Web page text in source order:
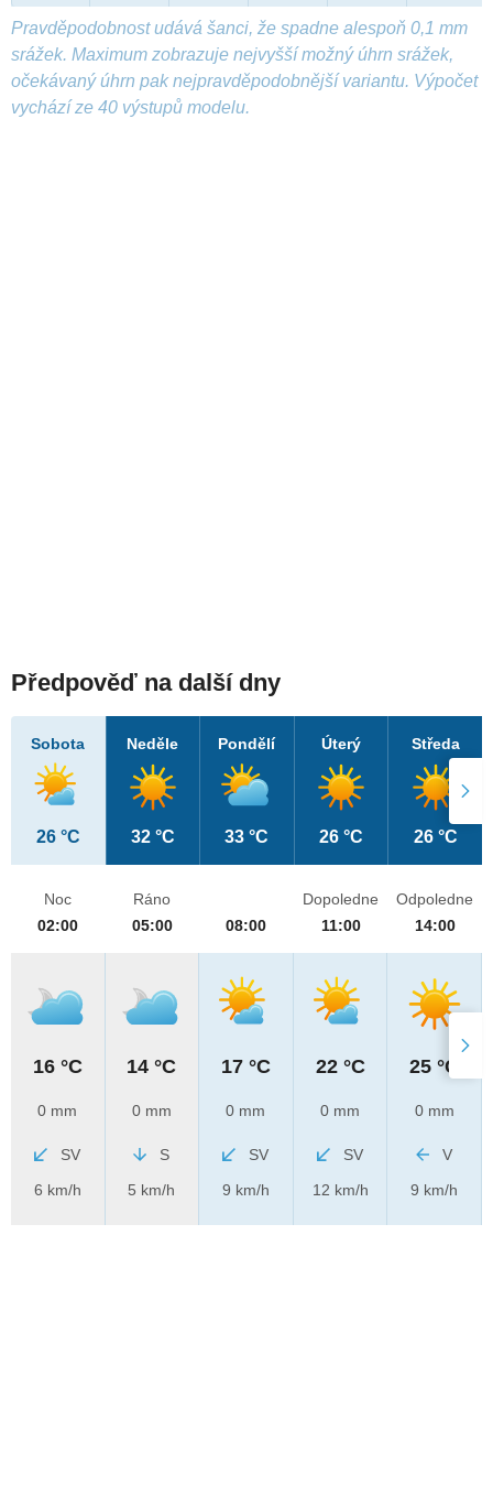
Pravděpodobnost udává šanci, že spadne alespoň 0,1 mm
srážek. Maximum zobrazuje nejvyšší možný úhrn srážek,
očekávaný úhrn pak nejpravděpodobnější variantu. Výpočet
vychází ze 40 výstupů modelu.
Předpověď na další dny
Sobota
26 °C
Neděle
32 °C
Pondělí
33 °C
Úterý
26 °C
Středa
26 °C
Noc
02:00
16 °C
0 mm
SV
6 km/h
Ráno
05:00
14 °C
0 mm
S
5 km/h
08:00
17 °C
0 mm
SV
9 km/h
Dopoledne
11:00
22 °C
0 mm
SV
12 km/h
Odpoledne
14:00
25 °C
0 mm
V
9 km/h